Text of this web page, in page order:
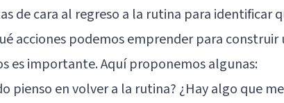
de cara al regreso a la rutina para identificar
acciones podemos emprender para construir
es importante. Aquí proponemos algunas:
pienso en volver a la rutina? ¿Hay algo que